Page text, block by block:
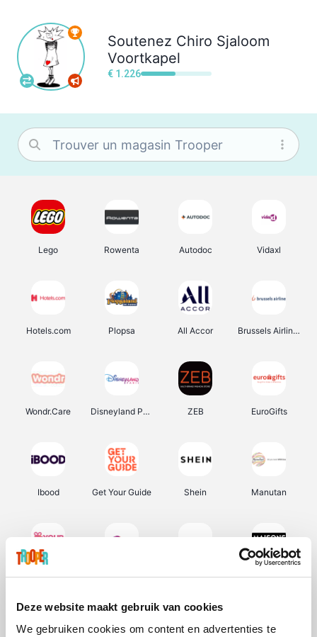
Deze website maakt gebruik van cookies
We gebruiken cookies om content en advertenties te
Soutenez Chiro Sjaloom
Voortkapel
€ 1.226
Lego Rowenta Autodoc Vidaxl
Hotels.com Plopsa All Accor Brussels Airlines
Wondr.Care Disneyland Paris ZEB EuroGifts
Ibood Get Your Guide Shein Manutan